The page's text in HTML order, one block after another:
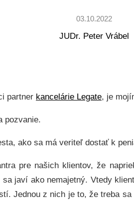
03.10.2022
JUDr. Peter Vrábel
partner kancelárie Legate, je
pozvanie.
ako sa má veriteľ dostať k
pre našich klientov, že
javí ako nemajetný. Vtedy
Jednou z nich je to, že treba